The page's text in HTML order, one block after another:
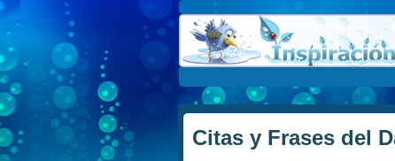
Citas y Frases del